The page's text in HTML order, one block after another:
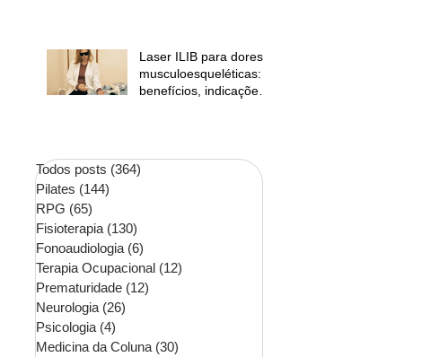
Laser ILIB para dores
musculoesqueléticas:
benefícios, indicações
Todos posts (364)
Pilates (144)
RPG (65)
Fisioterapia (130)
Fonoaudiologia (6)
Terapia Ocupacional (12)
Prematuridade (12)
Neurologia (26)
Psicologia (4)
Medicina da Coluna (30)